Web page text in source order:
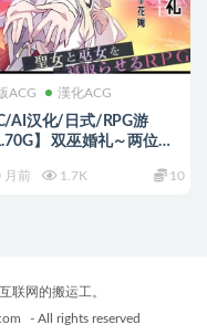
ACG 漢化ACG
AI汉化/日式/RPG游
】 双巫婚礼～两位新
AI汉化版+全回想存档+日
月前 1.7K 10
联网的搬运工。
- All rights reserved